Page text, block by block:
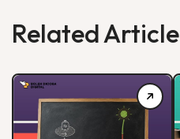
Related Article